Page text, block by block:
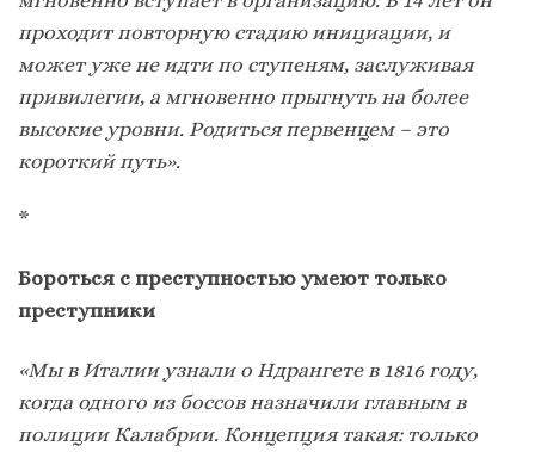
проходит повторную стадию инициации, и
может уже не идти по ступеням, заслуживая
привилегии, а мгновенно прыгнуть на более
высокие уровни. Родиться первенцем – это
короткий путь».
*
Бороться с преступностью умеют только
преступники
«Мы в Италии узнали о Ндрангете в 1816 году,
когда одного из боссов назначили главным в
полиции Калабрии. Концепция такая: только